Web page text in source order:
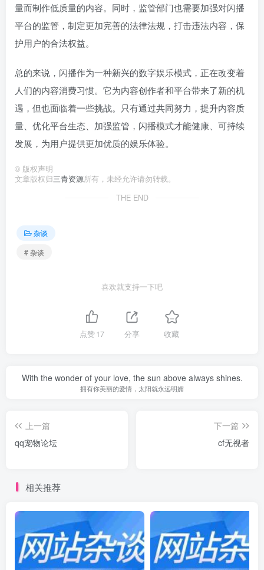
量而制作低质量的内容。同时，监管部门也需要加强对闪播
平台的监管，制定更加完善的法律法规，打击违法内容，保
护用户的合法权益。
总的来说，闪播作为一种新兴的数字娱乐模式，正在改变着
人们的内容消费习惯。它为内容创作者和平台带来了新的机
遇，但也面临着一些挑战。只有通过共同努力，提升内容质
量、优化平台生态、加强监管，闪播模式才能健康、可持续
发展，为用户提供更加优质的娱乐体验。
© 版权声明
文章版权归三青资源所有，未经允许请勿转载。
THE END
杂谈
# 杂谈
喜欢就支持一下吧
点赞17 分享 收藏
With the wonder of your love, the sun above always shines.
拥有你美丽的爱情，太阳就永远明媚
上一篇
qq宠物论坛
下一篇
cf无视者
相关推荐